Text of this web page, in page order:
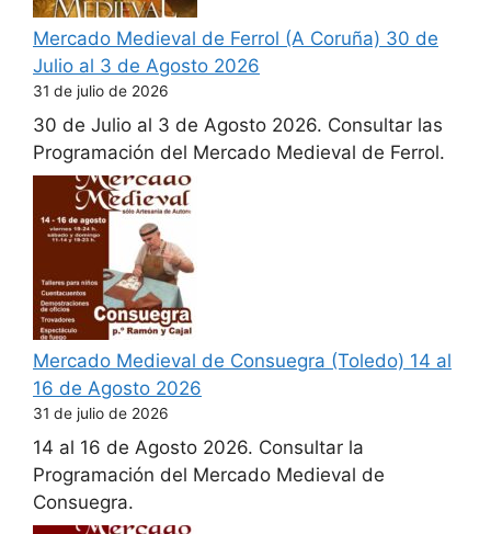
Mercado Medieval de Ferrol (A Coruña) 30 de
Julio al 3 de Agosto 2026
31 de julio de 2026
30 de Julio al 3 de Agosto 2026. Consultar las
Programación del Mercado Medieval de Ferrol.
Mercado Medieval de Consuegra (Toledo) 14 al
16 de Agosto 2026
31 de julio de 2026
14 al 16 de Agosto 2026. Consultar la
Programación del Mercado Medieval de
Consuegra.